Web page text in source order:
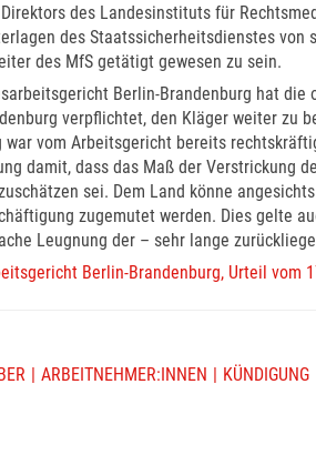
des Landesinstituts für
des Staatssicherheitsdienstes von
des MfS getätigt gewesen zu sein.
Berlin-Brandenburg hat
verpflichtet, den Kläger weiter zu
war vom Arbeitsgericht bereits
damit, dass das Maß der Verstrickung
sei. Dem Land könne
zugemutet werden. Dies gelte
Leugnung der – sehr lange
Berlin-Brandenburg, Urteil vom
ARBEITNEHMER:INNEN KÜNDIGUNG